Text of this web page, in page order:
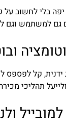
בלי לחשוב
גם למשתמש וגם
קל לפספס
תהליכי